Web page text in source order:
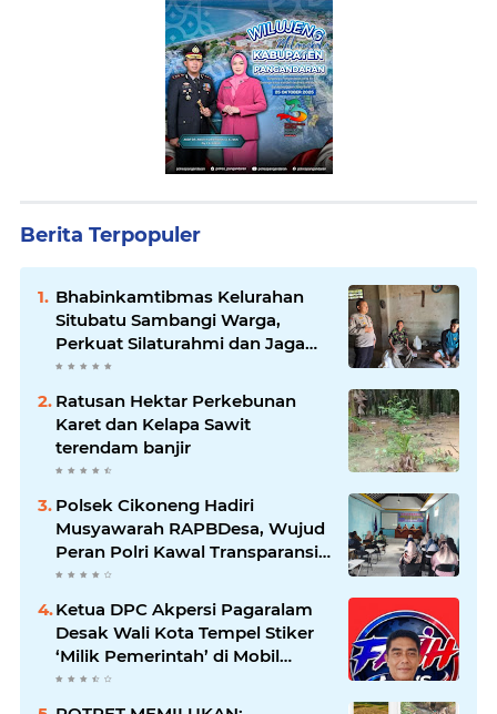
Berita Terpopuler
Bhabinkamtibmas Kelurahan
Situbatu Sambangi Warga,
Perkuat Silaturahmi dan Jaga
Kondusivitas Wilayah
Ratusan Hektar Perkebunan
Karet dan Kelapa Sawit
terendam banjir
Polsek Cikoneng Hadiri
Musyawarah RAPBDesa, Wujud
Peran Polri Kawal Transparansi
dan Kamtibmas Desa
Sindangkasih
Ketua DPC Akpersi Pagaralam
Desak Wali Kota Tempel Stiker
‘Milik Pemerintah’ di Mobil
Dinas, Cegah Penyalahgunaan